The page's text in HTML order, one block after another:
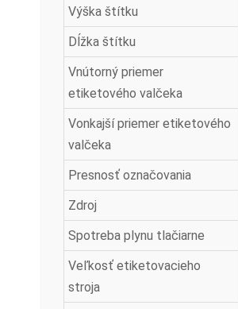
Výška štítku
Dĺžka štítku
Vnútorný priemer
etiketového valčeka
Vonkajší priemer etiketového
valčeka
Presnosť označovania
Zdroj
Spotreba plynu tlačiarne
Veľkosť etiketovacieho
stroja